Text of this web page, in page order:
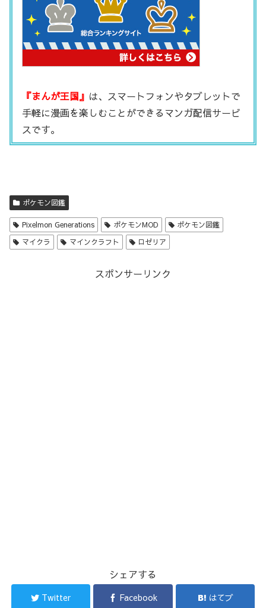
『まんが王国』 は、スマートフォンやタブレットで
手軽に漫画を楽しむことができるマンガ配信サービ
スです。
ポケモン図鑑
Pixelmon Generations ポケモンMOD
ポケモン図鑑
マイクラ
マインクラフト ロゼリア
スポンサーリンク
シェアする
Twitter Facebook はてブ